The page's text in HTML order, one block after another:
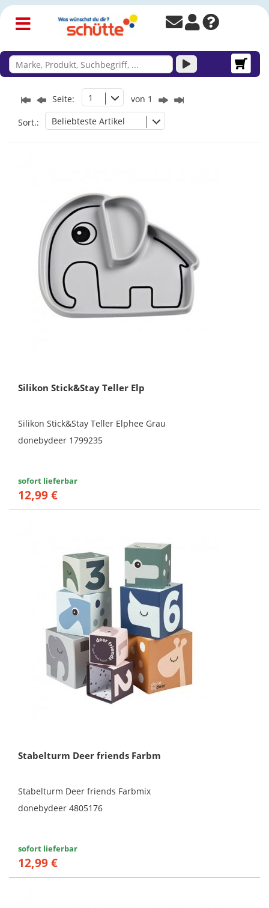
Seite: 1 von 1
Sort.: Beliebteste Artikel
Silikon Stick&Stay Teller Elp
Silikon Stick&Stay Teller Elphee Grau
donebydeer 1799235
sofort lieferbar
12,99 €
Stabelturm Deer friends Farbm
Stabelturm Deer friends Farbmix
donebydeer 4805176
sofort lieferbar
12,99 €